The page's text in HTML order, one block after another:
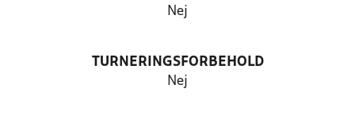
Nej
TURNERINGSFORBEHOLD
Nej